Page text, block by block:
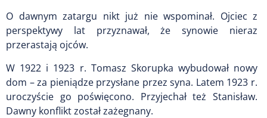
O dawnym zatargu nikt już nie wspominał. Ojciec z
perspektywy lat przyznawał, że synowie nieraz
przerastają ojców.
W 1922 i 1923 r. Tomasz Skorupka wybudował nowy
dom – za pieniądze przysłane przez syna. Latem 1923 r.
uroczyście go poświęcono. Przyjechał też Stanisław.
Dawny konflikt został zażegnany.